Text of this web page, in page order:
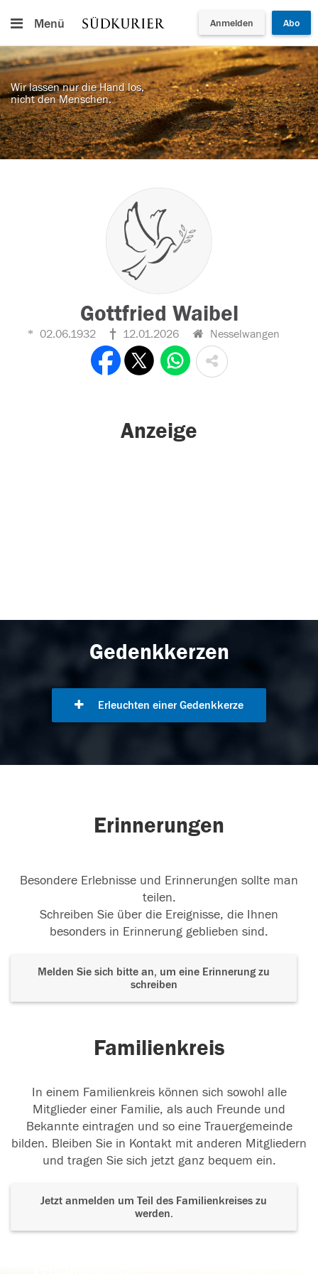
Menü Anmelden Abo
Wir lassen nur die Hand los,
nicht den Menschen.
Gottfried Waibel
02.06.1932 12.01.2026 Nesselwangen
Anzeige
Gedenkkerzen
Erleuchten einer Gedenkkerze
Erinnerungen
Besondere Erlebnisse und Erinnerungen sollte man
teilen.
Schreiben Sie über die Ereignisse, die Ihnen
besonders in Erinnerung geblieben sind.
Melden Sie sich bitte an, um eine Erinnerung zu
schreiben
Familienkreis
In einem Familienkreis können sich sowohl alle
Mitglieder einer Familie, als auch Freunde und
Bekannte eintragen und so eine Trauergemeinde
bilden. Bleiben Sie in Kontakt mit anderen Mitgliedern
und tragen Sie sich jetzt ganz bequem ein.
Jetzt anmelden um Teil des Familienkreises zu
werden.